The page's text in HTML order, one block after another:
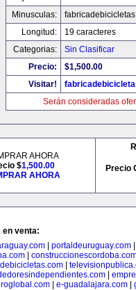
Minusculas:
Longitud:
19 caracteres
Categorias:
Sin Clasificar
Precio:
$1,500.00
Visitar!
Serán consideradas
AHORA
$1,500.00
AHORA
Precio
en venta:
| portaldeuruguay.com
|
|
e-guadalajara.com